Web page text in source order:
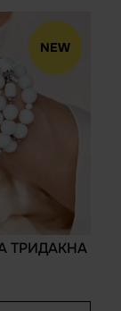
NEW
ТРИДАКНА